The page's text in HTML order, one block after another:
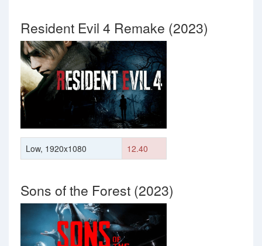
Resident Evil 4 Remake (2023)
Low, 1920x1080 12.40
Sons of the Forest (2023)